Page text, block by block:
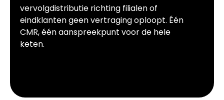
vervolgdistributie richting filialen of
eindklanten geen vertraging oploopt. Één
CMR, één aanspreekpunt voor de hele
keten.